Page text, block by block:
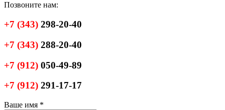
Позвоните нам:
+7 (343) 298-20-40
+7 (343) 288-20-40
+7 (912) 050-49-89
+7 (912) 291-17-17
Ваше имя *